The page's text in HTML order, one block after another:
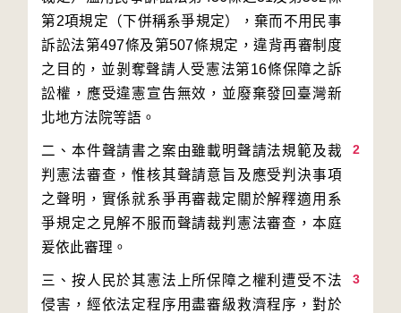
第2項規定（下併稱系爭規定），棄而不用民事
訴訟法第497條及第507條規定，違背再審制度
之目的，並剝奪聲請人受憲法第16條保障之訴
訟權，應受違憲宣告無效，並廢棄發回臺灣新
2
二、本件聲請書之案由雖載明聲請法規範及裁
判憲法審查，惟核其聲請意旨及應受判決事項
之聲明，實係就系爭再審裁定關於解釋適用系
爭規定之見解不服而聲請裁判憲法審查，本庭
3
三、按人民於其憲法上所保障之權利遭受不法
侵害，經依法定程序用盡審級救濟程序，對於